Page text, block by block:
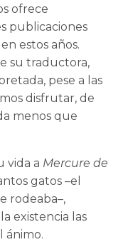
ofrece
publicaciones
estos años.
su traductora,
pese a las
disfrutar, de
menos que
vida a Mercure de
gatos –el
rodeaba–,
existencia las
ánimo.